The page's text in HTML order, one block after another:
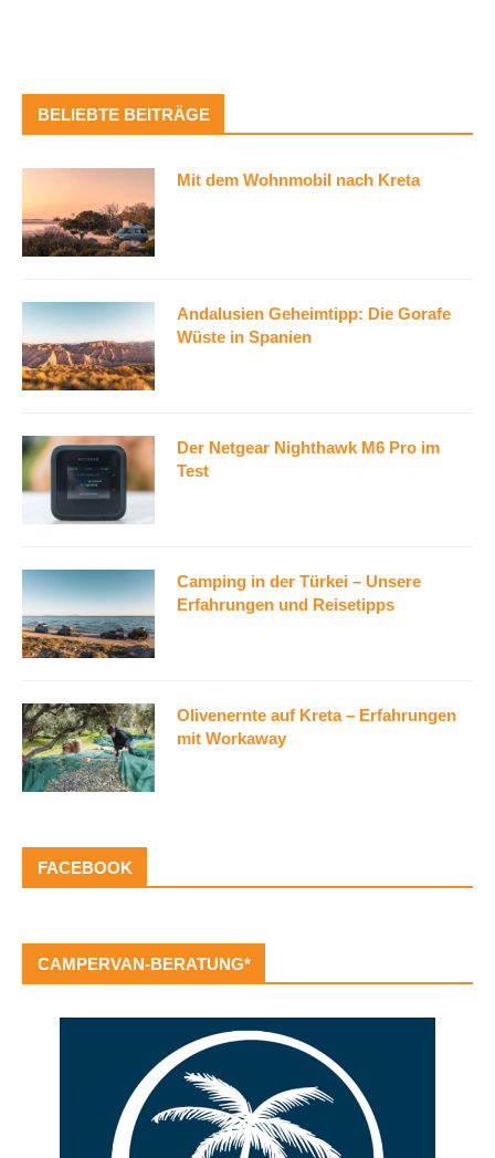
BELIEBTE BEITRÄGE
Mit dem Wohnmobil nach Kreta
Andalusien Geheimtipp: Die Gorafe
Wüste in Spanien
Der Netgear Nighthawk M6 Pro im
Test
Camping in der Türkei – Unsere
Erfahrungen und Reisetipps
Olivenernte auf Kreta – Erfahrungen
mit Workaway
FACEBOOK
CAMPERVAN-BERATUNG*